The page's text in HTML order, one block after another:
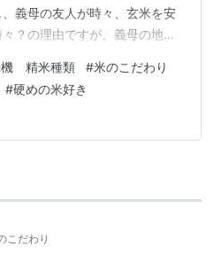
義母の友人が時々、玄米を安
？の理由ですが、義母の地域
玄米を精米にする時にいつも
いつも「面倒くさいな」と思
かする内に気づいたのです。
時の方が重量が軽くなってい
機 精米種類 #米のこだわり
#硬めの米好き
こだわり